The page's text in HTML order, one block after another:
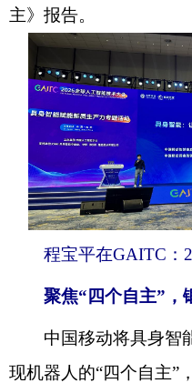
主》报告。
程宝平在GAITC：
聚焦“四个自主”，
中国移动将具身智
现机器人的“四个自主”